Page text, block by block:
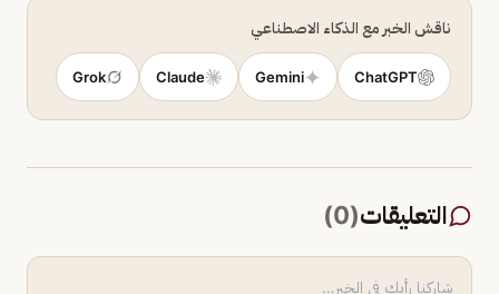
ناقش الخبر مع الذكاء الاصطناعي
ChatGPT
Gemini
Claude
Grok
التعليقات(
0
)